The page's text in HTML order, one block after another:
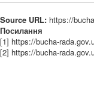
Source URL: https://
Посилання
[1] https://bucha-
[2] https://bucha-